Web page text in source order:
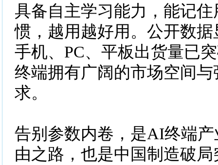
具备自主学习能力，能记
惯，越用越好用。公开数
手机、PC、平板出货量已
终端拥有广阔的市场空间
求。
告别参数内卷，是AI终端
由之路，也是中国制造破